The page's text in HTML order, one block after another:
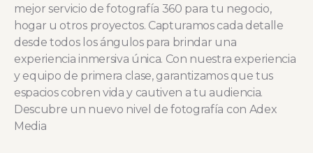
mejor servicio de fotografía 360 para tu negocio,
hogar u otros proyectos. Capturamos cada detalle
desde todos los ángulos para brindar una
experiencia inmersiva única. Con nuestra experiencia
y equipo de primera clase, garantizamos que tus
espacios cobren vida y cautiven a tu audiencia.
Descubre un nuevo nivel de fotografía con Adex
Media